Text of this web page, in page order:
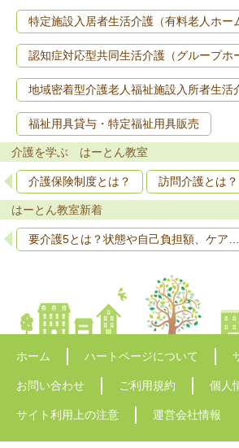
特定施設入居者生活介護（有料老人ホー
認知症対応型共同生活介護（グループホ
地域密着型介護老人福祉施設入所者生活
福祉用具貸与・特定福祉用具販売
介護を学ぶ はーとん教室
介護保険制度とは？ 訪問介護とは？
はーとん教室新着
要介護5とは？状態や自己負担額、ケア…
ホーム ハートページについて
お問い合わせ ご利用規約 個人
サイト利用上の注意 運営会社情報